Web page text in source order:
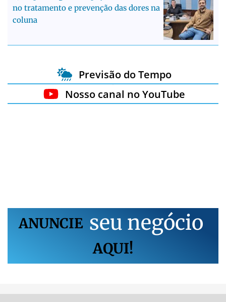
no tratamento e prevenção das dores na
coluna
Previsão do Tempo
Nosso canal no YouTube
ANUNCIE seu negócio
AQUI!